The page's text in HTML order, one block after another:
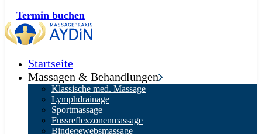
Termin buchen
Startseite
Massagen & Behandlungen
Klassische med. Massage
Lymphdrainage
Sportmassage
Fussreflexzonenmassage
Bindegewebsmassage